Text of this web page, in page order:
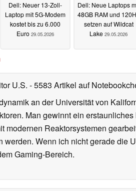
Dell: Neuer 13-Zoll-
Laptop mit 5G-Modem
kostet bis zu 6.000
Euro 29.05.2026
Dell: Neue Laptops
48GB RAM und
setzen auf Wildcat
Lake 29.05.2026
U.S. - 5583 Artikel auf
an der Universität von
Man gewinnt ein
modernen Reaktorsystemen
Wenn ich nicht gerade die
Gaming-Bereich.